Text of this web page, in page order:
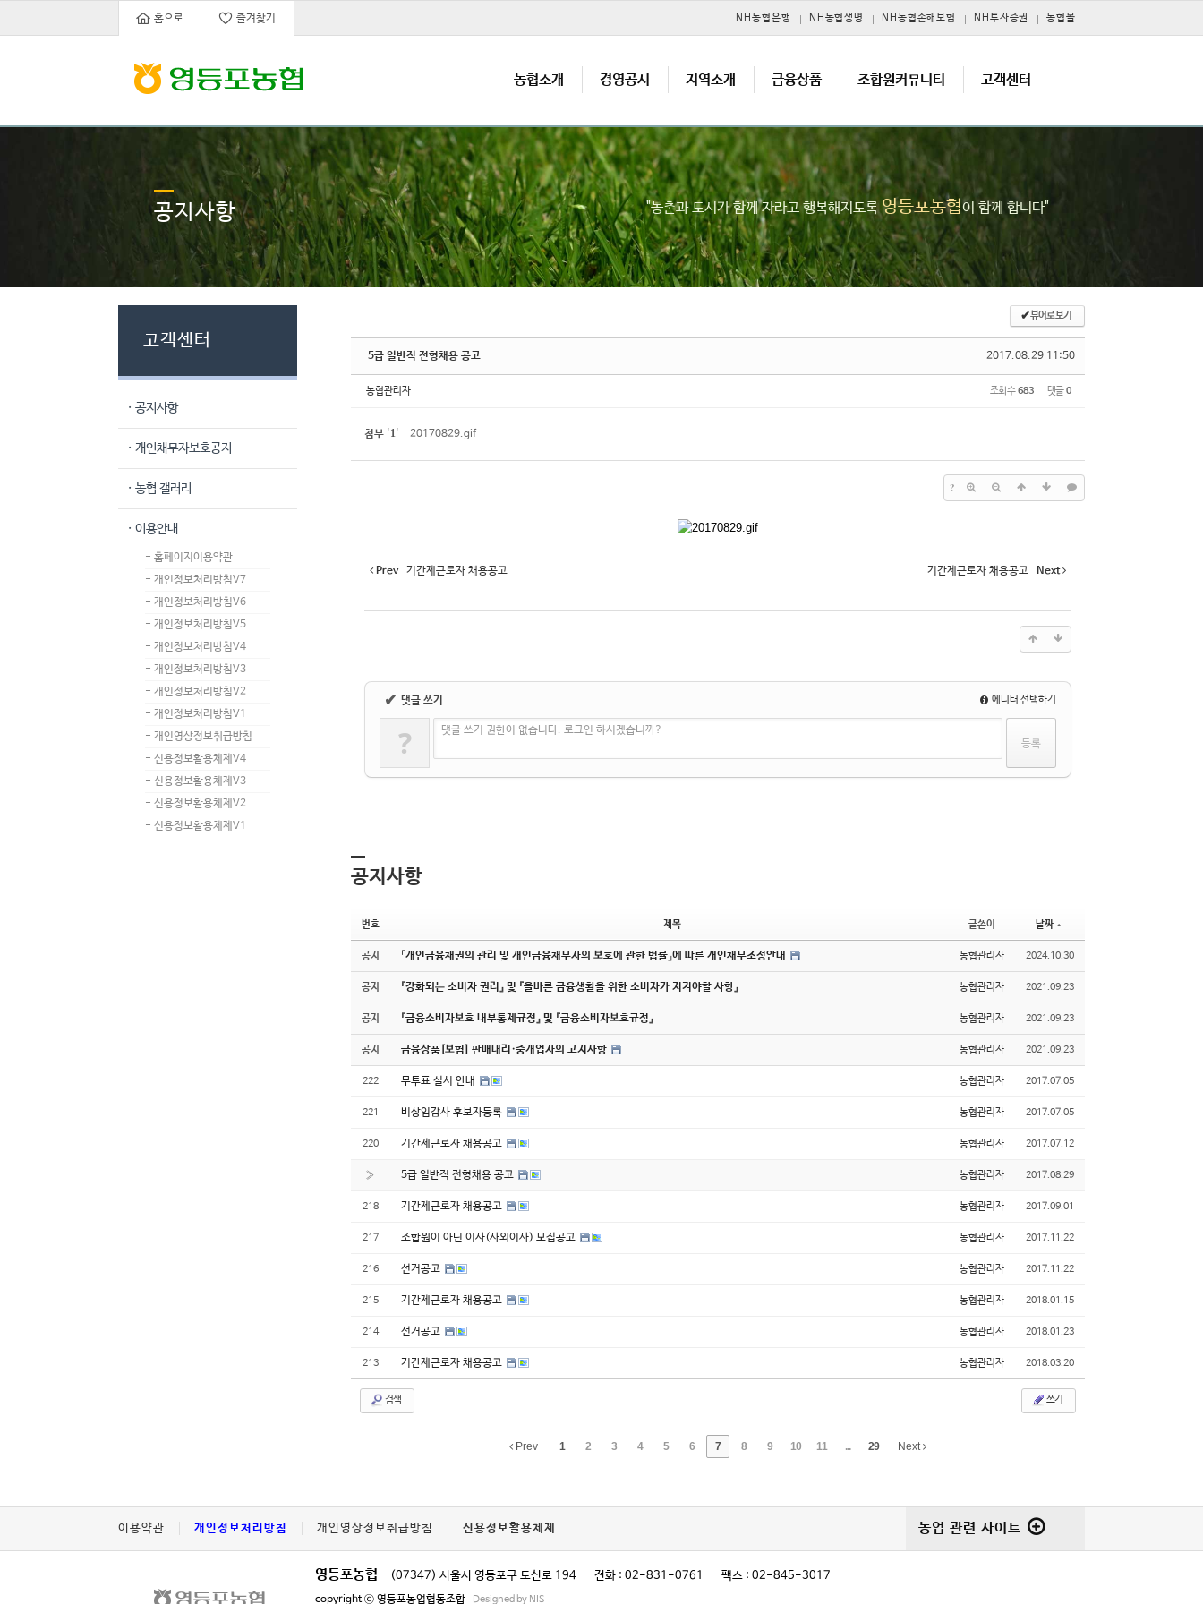
홈으로 즐겨찾기 NH농협은행 NH농협생명 NH농협손해보험 NH투자증권 농협몰
농협소개 경영공시 지역소개 금융상품 조합원커뮤니티 고객센터
공지사항 "농촌과 도시가 함께 자라고 행복해지도록영등포농협이 함께 합니다"
고객센터
· 공지사항
· 개인채무자보호공지
· 농협 갤러리
· 이용안내
- 홈페이지이용약관
- 개인정보처리방침V7
- 개인정보처리방침V6
- 개인정보처리방침V5
- 개인정보처리방침V4
- 개인정보처리방침V3
- 개인정보처리방침V2
- 개인정보처리방침V1
- 개인영상정보취급방침
- 신용정보활용체제V4
- 신용정보활용체제V3
- 신용정보활용체제V2
- 신용정보활용체제V1
✔뷰어로 보기
2017.08.29 11:50
5급 일반직 전형채용 공고
농협관리자 조회 수683 댓글0
첨부 '1' 20170829.gif
?
Prev 기간제근로자 채용공고 기간제근로자 채용공고 Next
✔ 댓글 쓰기 에디터 선택하기
? 댓글 쓰기 권한이 없습니다. 로그인 하시겠습니까?
공지사항
번호 제목 글쓴이 날짜
공지 「개인금융채권의 관리 및 개인금융채무자의 보호에 관한 법률」에 따른 개인채무조정안내 농협관리자 2024.10.30
공지 『강화되는 소비자 권리』 및 『올바른 금융생활을 위한 소비자가 지켜야할 사항』 농협관리자 2021.09.23
공지 『금융소비자보호 내부통제규정』 및 『금융소비자보호규정』 농협관리자 2021.09.23
공지 금융상품[보험] 판매대리·중개업자의 고지사항 농협관리자 2021.09.23
222 무투표 실시 안내 농협관리자 2017.07.05
221 비상임감사 후보자등록 농협관리자 2017.07.05
220 기간제근로자 채용공고 농협관리자 2017.07.12
» 5급 일반직 전형채용 공고 농협관리자 2017.08.29
218 기간제근로자 채용공고 농협관리자 2017.09.01
217 조합원이 아닌 이사(사외이사) 모집공고 농협관리자 2017.11.22
216 선거공고 농협관리자 2017.11.22
215 기간제근로자 채용공고 농협관리자 2018.01.15
214 선거공고 농협관리자 2018.01.23
213 기간제근로자 채용공고 농협관리자 2018.03.20
검색 쓰기
Prev 1 2 3 4 5 6 7 8 9 10 11 ... 29 Next
이용약관 개인정보처리방침 개인영상정보취급방침 신용정보활용체제 농업 관련 사이트
영등포농협 (07347) 서울시 영등포구 도신로 194 전화 : 02-831-0761 팩스 : 02-845-3017
copyright ⓒ 영등포농업협동조합 Designed by NIS